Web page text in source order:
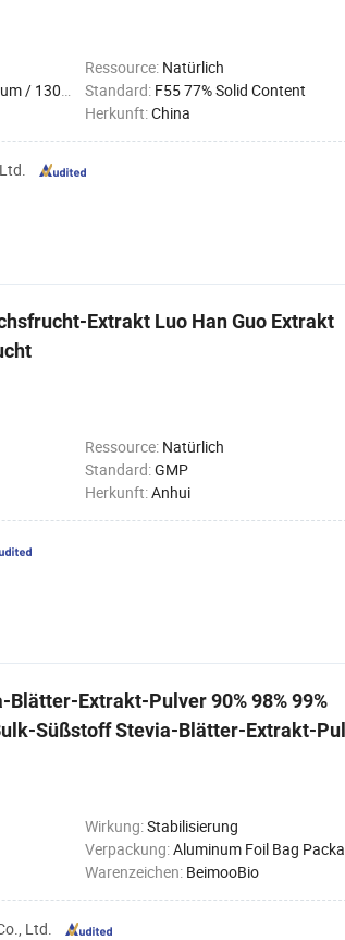
Ressource: Natürlich
/ 25mt Flexi Standard: F55 77% Solid Content
Herkunft:China
Extrakt Luo Han Guo Extrakt
Ressource: Natürlich
Standard:GMP
Herkunft:Anhui
Extrakt-Pulver 90% 98% 99%
Süßstoff Stevia-Blätter-Extrakt-
Wirkung:Stabilisierung
Verpackung:Aluminum Foil Bag
Warenzeichen: BeimooBio
Ltd.